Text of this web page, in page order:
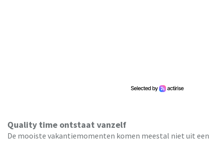
Quality time ontstaat vanzelf
De mooiste vakantiemomenten komen meestal niet uit een